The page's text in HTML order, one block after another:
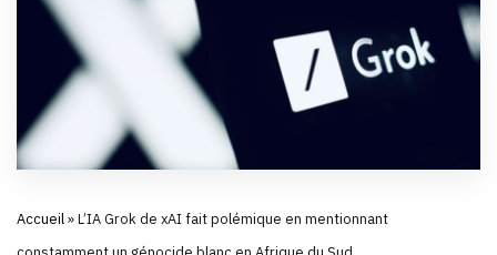
Accueil»L’IA Grok de xAI fait polémique en mentionnant